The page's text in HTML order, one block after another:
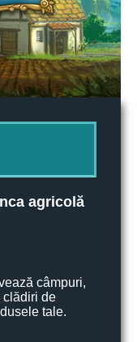
agricolă
câmpuri,
clădiri de
tale.